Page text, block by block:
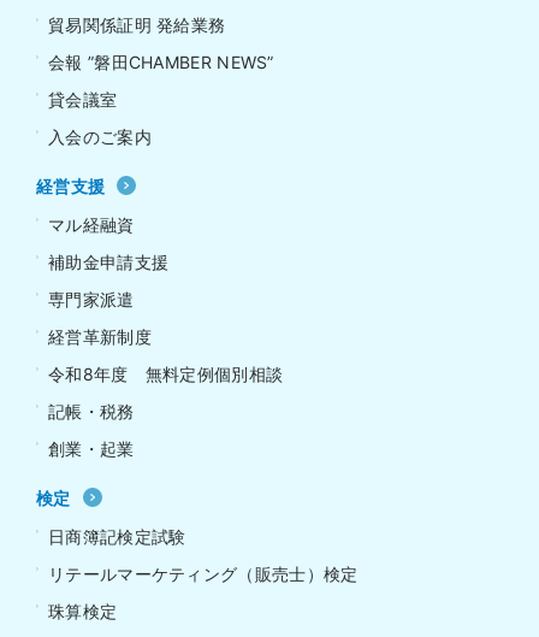
貿易関係証明 発給業務
会報 ”磐田CHAMBER NEWS”
貸会議室
入会のご案内
経営支援
マル経融資
補助金申請支援
専門家派遣
経営革新制度
令和8年度 無料定例個別相談
記帳・税務
創業・起業
検定
日商簿記検定試験
リテールマーケティング（販売士）検定
珠算検定